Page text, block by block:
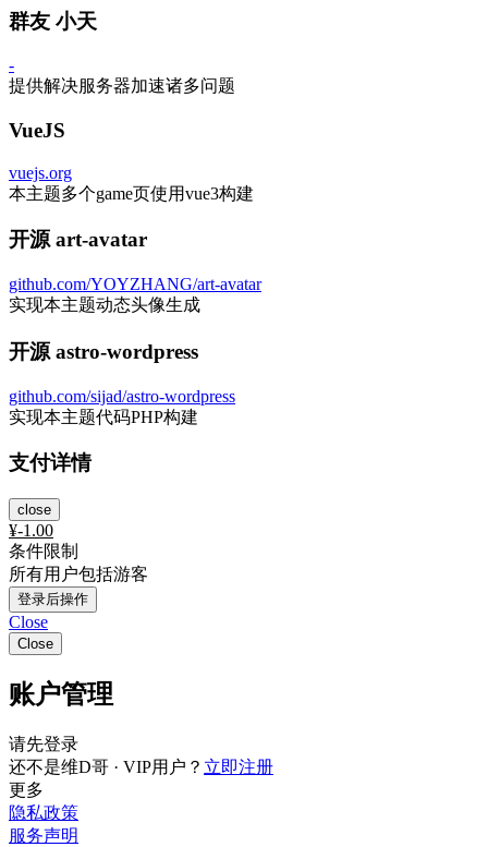
群友 小天
-
提供解决服务器加速诸多问题
VueJS
vuejs.org
本主题多个game页使用vue3构建
开源 art-avatar
github.com/YOYZHANG/art-avatar
实现本主题动态头像生成
开源 astro-wordpress
github.com/sijad/astro-wordpress
实现本主题代码PHP构建
支付详情
close
¥-1.00
条件限制
所有用户包括游客
登录后操作
Close
Close
账户管理
请先登录
还不是维D哥 · VIP用户？ 立即注册
更多
隐私政策
服务声明